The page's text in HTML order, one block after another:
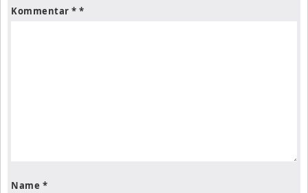
Kommentar *
Name *